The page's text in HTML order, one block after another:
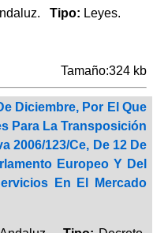
Tipo: Leyes.
Tamaño:324 kb
Diciembre, Por El Que
Para La Transposición
2006/123/Ce, De 12 De
Europeo Y Del
En El Mercado